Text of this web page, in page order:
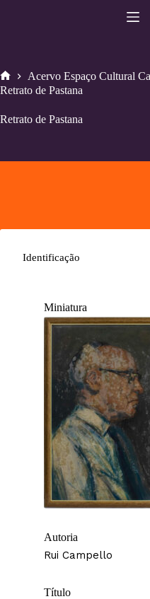
Home
Acervo Espaço Cultural
Retrato de Pastana
Retrato de Pastana
Identificação
Miniatura
Autoria
Rui Campello
Título